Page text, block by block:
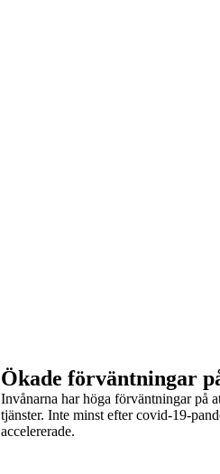
Ökade förväntningar
Invånarna har höga förväntningar på
tjänster. Inte minst efter covid-19-
accelererade.